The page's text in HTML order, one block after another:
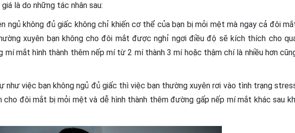
là do những tác nhân sau:
ngủ không đủ giấc không chỉ khiến cơ thể của bạn bị mỏi mệt mà ngay cả đôi
xuyên bạn không cho đôi mắt được nghỉ ngơi điều độ sẽ kích thích cho
mí mắt hình thành thêm nếp mí từ 2 mí thành 3 mí hoặc thậm chí là nhiều hơn
như việc bạn không ngủ đủ giấc thì việc bạn thường xuyên rơi vào tình trạng
cho đôi mắt bị mỏi mệt và dễ hình thành thêm đường gấp nếp mí mắt khác sau